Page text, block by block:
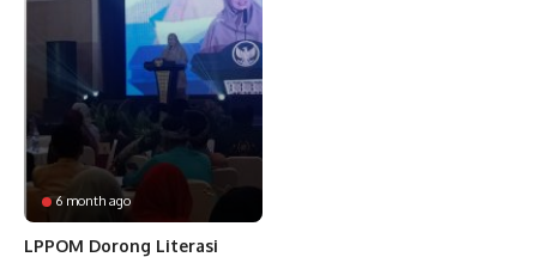
6 month ago
LPPOM Dorong Literasi